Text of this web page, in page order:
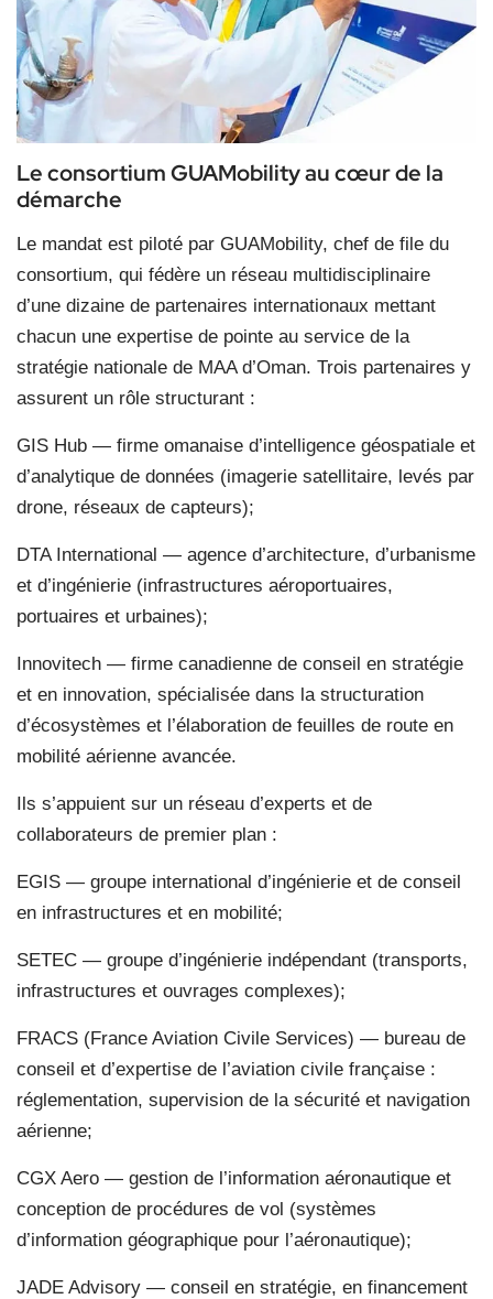
Le consortium GUAMobility au cœur de la
démarche
Le mandat est piloté par GUAMobility, chef de file du
consortium, qui fédère un réseau multidisciplinaire
d’une dizaine de partenaires internationaux mettant
chacun une expertise de pointe au service de la
stratégie nationale de MAA d’Oman. Trois partenaires y
assurent un rôle structurant :
GIS Hub — firme omanaise d’intelligence géospatiale et
d’analytique de données (imagerie satellitaire, levés par
drone, réseaux de capteurs);
DTA International — agence d’architecture, d’urbanisme
et d’ingénierie (infrastructures aéroportuaires,
portuaires et urbaines);
Innovitech — firme canadienne de conseil en stratégie
et en innovation, spécialisée dans la structuration
d’écosystèmes et l’élaboration de feuilles de route en
mobilité aérienne avancée.
Ils s’appuient sur un réseau d’experts et de
collaborateurs de premier plan :
EGIS — groupe international d’ingénierie et de conseil
en infrastructures et en mobilité;
SETEC — groupe d’ingénierie indépendant (transports,
infrastructures et ouvrages complexes);
FRACS (France Aviation Civile Services) — bureau de
conseil et d’expertise de l’aviation civile française :
réglementation, supervision de la sécurité et navigation
aérienne;
CGX Aero — gestion de l’information aéronautique et
conception de procédures de vol (systèmes
d’information géographique pour l’aéronautique);
JADE Advisory — conseil en stratégie, en financement